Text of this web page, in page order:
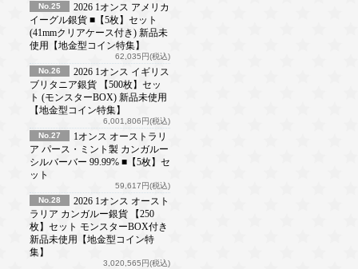
No.25
2026 1オンス アメリカ
イーグル銀貨 ■【5枚】セット
(41mmクリアケース付き) 新品未
使用【地金型コイン特集】
62,035円(税込)
No.26
2026 1オンス イギリス
ブリタニア銀貨 【500枚】セッ
ト (モンスターBOX) 新品未使用
【地金型コイン特集】
6,001,806円(税込)
No.27
1オンス オーストラリ
ア パース・ミント製 カンガルー
シルバーバー 99.99% ■【5枚】セ
ット
59,617円(税込)
No.28
2026 1オンス オースト
ラリア カンガルー銀貨 【250
枚】セット モンスターBOX付き
新品未使用【地金型コイン特
集】
3,020,565円(税込)